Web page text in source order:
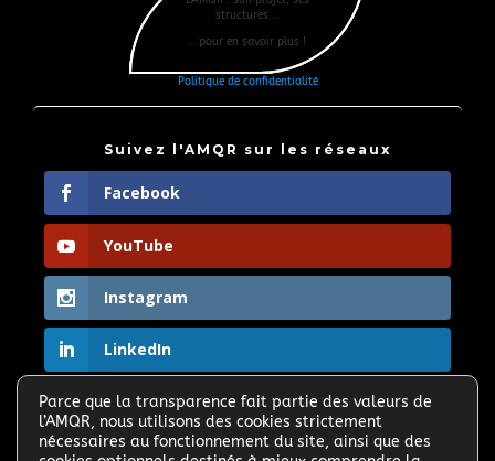
structures...
...pour en savoir plus !
Politique de confidentialité
Suivez l'AMQR sur les réseaux
Facebook
YouTube
Instagram
LinkedIn
Partagez le site et faites connaitre l'AMQR >
Parce que la transparence fait partie des valeurs de
l’AMQR, nous utilisons des cookies strictement
nécessaires au fonctionnement du site, ainsi que des